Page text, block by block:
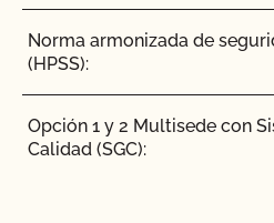
Norma armonizada de
(HPSS):
Opción 1 y 2 Multisede con
Calidad (SGC):